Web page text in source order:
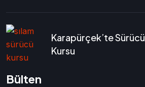
Karapürçek’te Sürücü
Kursu
Bülten